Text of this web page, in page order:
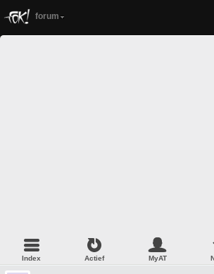
forum
Index Actief MyAT